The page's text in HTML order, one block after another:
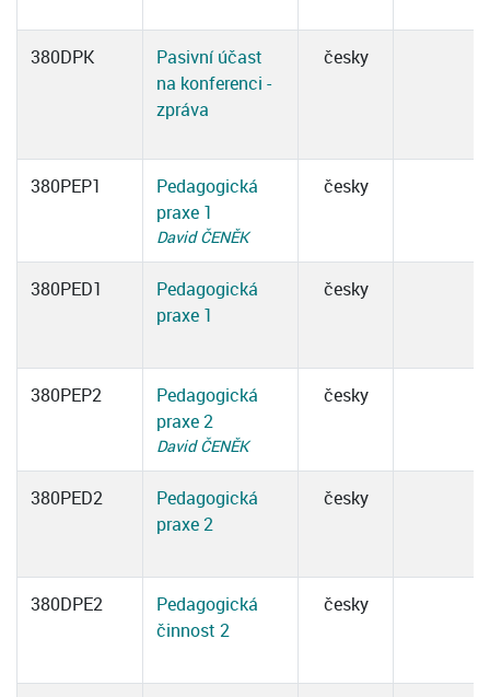
380DPK
Pasivní účast
na konferenci -
zpráva
česky
380PEP1
Pedagogická
praxe 1
David ČENĚK
česky
380PED1
Pedagogická
praxe 1
česky
380PEP2
Pedagogická
praxe 2
David ČENĚK
česky
380PED2
Pedagogická
praxe 2
česky
380DPE2
Pedagogická
činnost 2
česky